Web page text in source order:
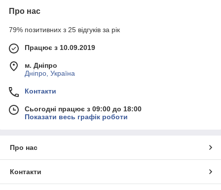
Про нас
79% позитивних з 25 відгуків за рік
Працює з 10.09.2019
м. Дніпро
Дніпро, Україна
Контакти
Сьогодні працює з 09:00 до 18:00
Показати весь графік роботи
Про нас
Контакти